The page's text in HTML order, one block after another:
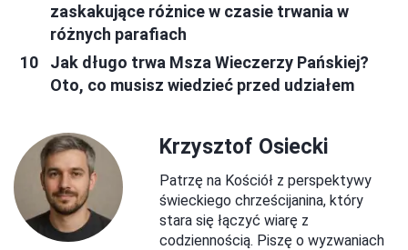
zaskakujące różnice w czasie trwania w
różnych parafiach
Jak długo trwa Msza Wieczerzy Pańskiej?
Oto, co musisz wiedzieć przed udziałem
Krzysztof Osiecki
Patrzę na Kościół z perspektywy
świeckiego chrześcijanina, który
stara się łączyć wiarę z
codziennością. Piszę o wyzwaniach